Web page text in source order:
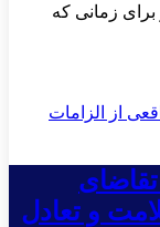
زمانی که
و تعادل